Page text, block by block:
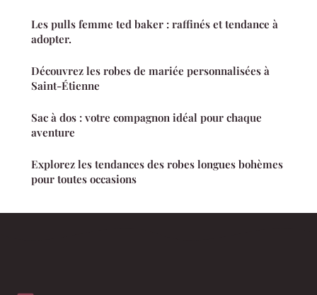
Les pulls femme ted baker : raffinés et tendance à
adopter.
Découvrez les robes de mariée personnalisées à
Saint-Étienne
Sac à dos : votre compagnon idéal pour chaque
aventure
Explorez les tendances des robes longues bohèmes
pour toutes occasions